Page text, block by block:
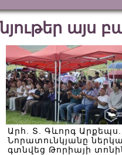
նյութեր այս
Արհ. Տ. Գևորգ Արքեպս.
Նորատունկյանը
գտնվեց Թորիայի